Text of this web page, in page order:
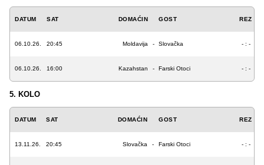
DATUM SAT DOMAĆIN GOST REZ
06.10.26. 20:45 Moldavija - Slovačka - : -
06.10.26. 16:00 Kazahstan - Farski Otoci - : -
5. KOLO
DATUM SAT DOMAĆIN GOST REZ
13.11.26. 20:45 Slovačka - Farski Otoci - : -